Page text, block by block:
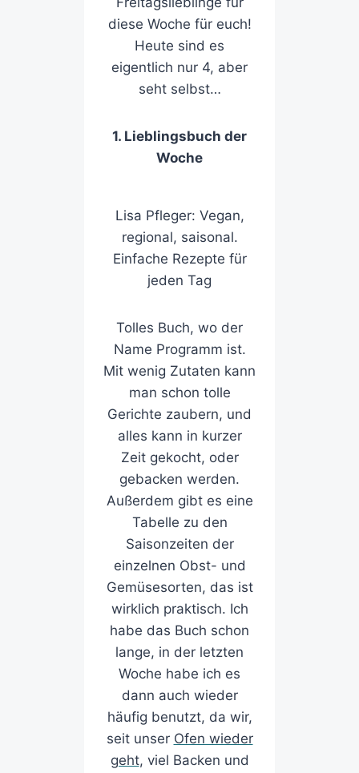
diese Woche für euch!
Heute sind es
eigentlich nur 4, aber
seht selbst…
1. Lieblingsbuch der
Woche
Lisa Pfleger: Vegan,
regional, saisonal.
Einfache Rezepte für
jeden Tag
Tolles Buch, wo der
Name Programm ist.
Mit wenig Zutaten kann
man schon tolle
Gerichte zaubern, und
alles kann in kurzer
Zeit gekocht, oder
gebacken werden.
Außerdem gibt es eine
Tabelle zu den
Saisonzeiten der
einzelnen Obst- und
Gemüsesorten, das ist
wirklich praktisch. Ich
habe das Buch schon
lange, in der letzten
Woche habe ich es
dann auch wieder
häufig benutzt, da wir,
seit unser Ofen wieder
geht, viel Backen und